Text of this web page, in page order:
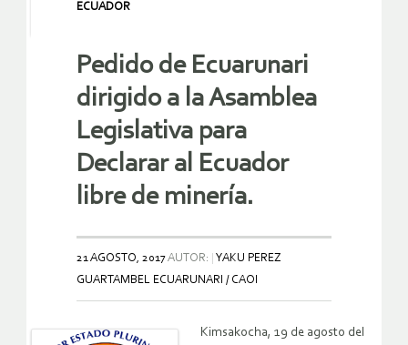
ECUADOR
Pedido de Ecuarunari
dirigido a la Asamblea
Legislativa para
Declarar al Ecuador
libre de minería.
21 AGOSTO, 2017AUTOR:
YAKU PEREZ
GUARTAMBEL ECUARUNARI / CAOI
Kimsakocha, 19 de agosto del